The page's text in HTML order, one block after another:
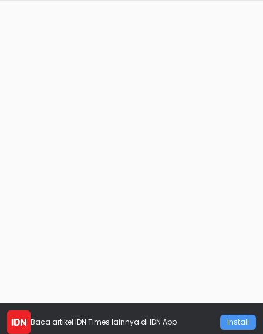
Baca artikel IDN Times lainnya di IDN App Install